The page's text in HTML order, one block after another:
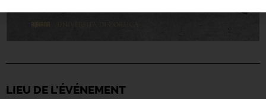
LIEU DE L'ÉVÉNEMENT